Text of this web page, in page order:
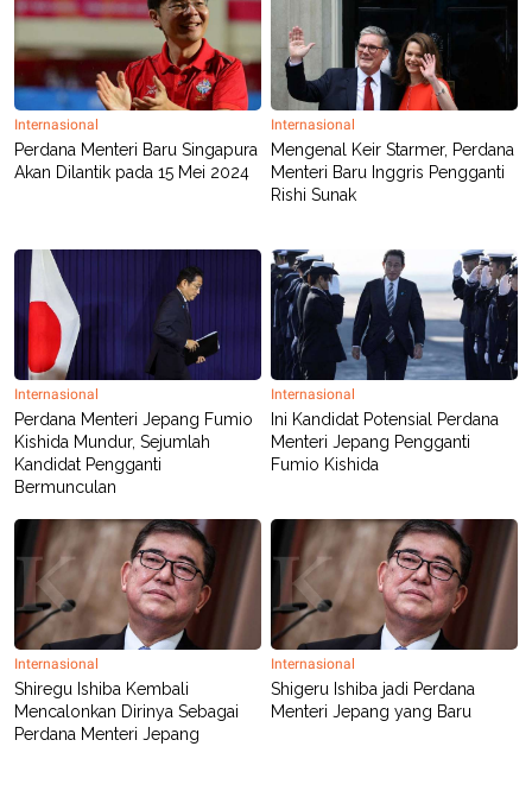
Internasional
Perdana Menteri Baru Singapura
Akan Dilantik pada 15 Mei 2024
Internasional
Mengenal Keir Starmer, Perdana
Menteri Baru Inggris Pengganti
Rishi Sunak
Internasional
Perdana Menteri Jepang Fumio
Kishida Mundur, Sejumlah
Kandidat Pengganti
Bermunculan
Internasional
Ini Kandidat Potensial Perdana
Menteri Jepang Pengganti
Fumio Kishida
Internasional
Shiregu Ishiba Kembali
Mencalonkan Dirinya Sebagai
Perdana Menteri Jepang
Internasional
Shigeru Ishiba jadi Perdana
Menteri Jepang yang Baru